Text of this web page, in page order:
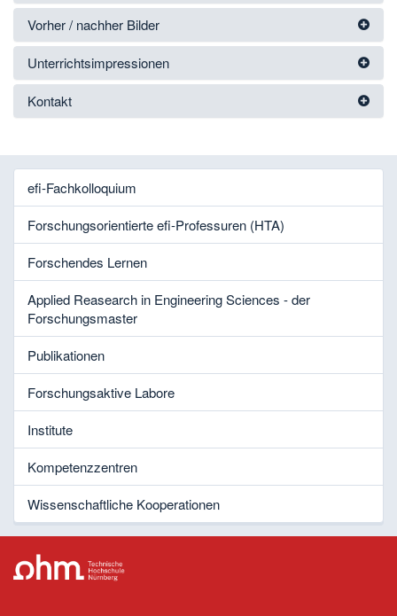
Vorher / nachher Bilder
Unterrichtsimpressionen
Kontakt
efi-Fachkolloquium
Forschungsorientierte efi-Professuren (HTA)
Forschendes Lernen
Applied Reasearch in Engineering Sciences - der
Forschungsmaster
Publikationen
Forschungsaktive Labore
Institute
Kompetenzzentren
Wissenschaftliche Kooperationen